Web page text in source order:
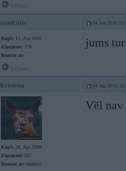
sandriitis 04. Jun 2010,
Kopš: 11. Jun 2009
Ziņojumi: 376
Braucu ar:
jums
Kristena 04. Jun 2010,
Kopš: 28. Apr 2008
Ziņojumi: 307
Braucu ar: dajebko
Vēl nav